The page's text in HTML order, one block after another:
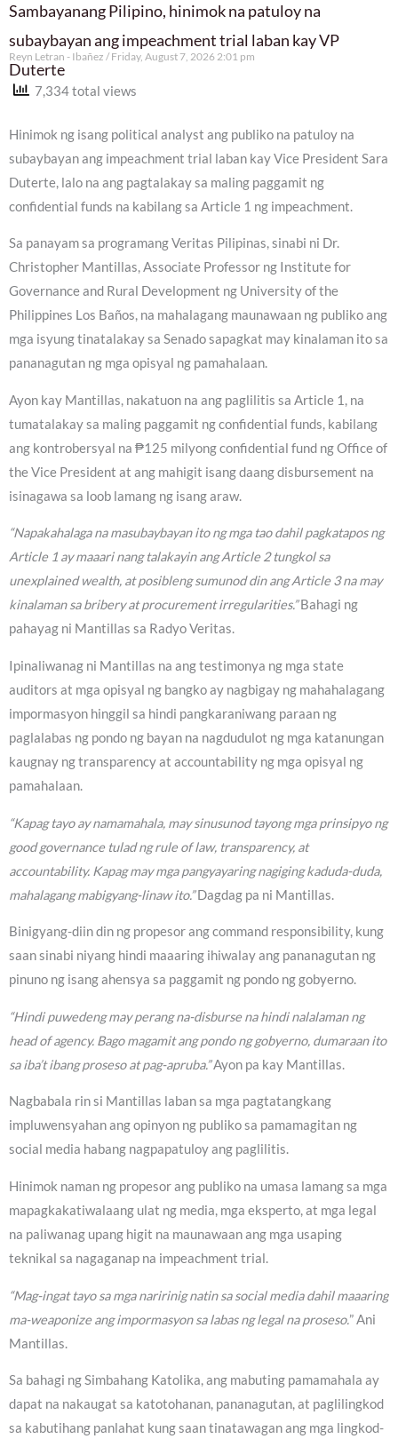
Sambayanang Pilipino, hinimok na patuloy na
subaybayan ang impeachment trial laban kay VP
Duterte
Reyn Letran - Ibañez Friday, August 7, 2026 2:01 pm
7,334 total views
Hinimok ng isang political analyst ang publiko na patuloy na
subaybayan ang impeachment trial laban kay Vice President Sara
Duterte, lalo na ang pagtalakay sa maling paggamit ng
confidential funds na kabilang sa Article 1 ng impeachment.
Sa panayam sa programang Veritas Pilipinas, sinabi ni Dr.
Christopher Mantillas, Associate Professor ng Institute for
Governance and Rural Development ng University of the
Philippines Los Baños, na mahalagang maunawaan ng publiko ang
mga isyung tinatalakay sa Senado sapagkat may kinalaman ito sa
pananagutan ng mga opisyal ng pamahalaan.
Ayon kay Mantillas, nakatuon na ang paglilitis sa Article 1, na
tumatalakay sa maling paggamit ng confidential funds, kabilang
ang kontrobersyal na ₱125 milyong confidential fund ng Office of
the Vice President at ang mahigit isang daang disbursement na
isinagawa sa loob lamang ng isang araw.
“Napakahalaga na masubaybayan ito ng mga tao dahil pagkatapos ng
Article 1 ay maaari nang talakayin ang Article 2 tungkol sa
unexplained wealth, at posibleng sumunod din ang Article 3 na may
kinalaman sa bribery at procurement irregularities.”Bahagi ng
pahayag ni Mantillas sa Radyo Veritas.
Ipinaliwanag ni Mantillas na ang testimonya ng mga state
auditors at mga opisyal ng bangko ay nagbigay ng mahahalagang
impormasyon hinggil sa hindi pangkaraniwang paraan ng
paglalabas ng pondo ng bayan na nagdudulot ng mga katanungan
kaugnay ng transparency at accountability ng mga opisyal ng
pamahalaan.
“Kapag tayo ay namamahala, may sinusunod tayong mga prinsipyo ng
good governance tulad ng rule of law, transparency, at
accountability. Kapag may mga pangyayaring nagiging kaduda-duda,
mahalagang mabigyang-linaw ito.”Dagdag pa ni Mantillas.
Binigyang-diin din ng propesor ang command responsibility, kung
saan sinabi niyang hindi maaaring ihiwalay ang pananagutan ng
pinuno ng isang ahensya sa paggamit ng pondo ng gobyerno.
“Hindi puwedeng may perang na-disburse na hindi nalalaman ng
head of agency. Bago magamit ang pondo ng gobyerno, dumaraan ito
sa iba’t ibang proseso at pag-apruba.”Ayon pa kay Mantillas.
Nagbabala rin si Mantillas laban sa mga pagtatangkang
impluwensyahan ang opinyon ng publiko sa pamamagitan ng
social media habang nagpapatuloy ang paglilitis.
Hinimok naman ng propesor ang publiko na umasa lamang sa mga
mapagkakatiwalaang ulat ng media, mga eksperto, at mga legal
na paliwanag upang higit na maunawaan ang mga usaping
teknikal sa nagaganap na impeachment trial.
“Mag-ingat tayo sa mga naririnig natin sa social media dahil maaaring
ma-weaponize ang impormasyon sa labas ng legal na proseso.” Ani
Mantillas.
Sa bahagi ng Simbahang Katolika, ang mabuting pamamahala ay
dapat na nakaugat sa katotohanan, pananagutan, at paglilingkod
sa kabutihang panlahat kung saan tinatawagan ang mga lingkod-